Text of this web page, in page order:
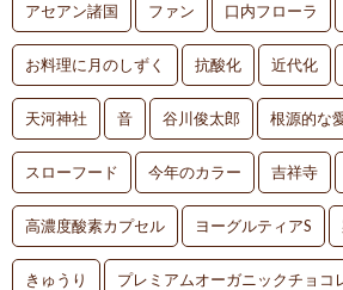
アセアン諸国 ファン 口内フローラ
お料理に月のしずく 抗酸化 近代化
天河神社 音 谷川俊太郎 根源的な
スローフード 今年のカラー 吉祥寺
高濃度酸素カプセル ヨーグルティアS
きゅうり プレミアムオーガニックチョコ